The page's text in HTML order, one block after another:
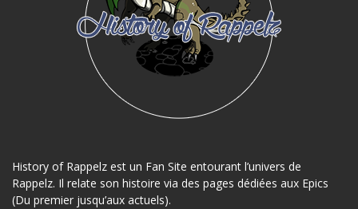
History of Rappelz est un Fan Site entourant l’univers de
Rappelz. Il relate son histoire via des pages dédiées aux Epics
(Du premier jusqu’aux actuels).